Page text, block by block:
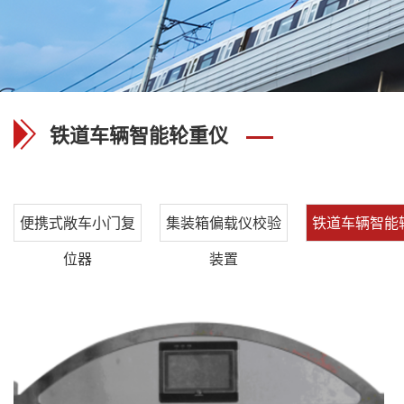
铁道车辆智能轮重仪
便携式敞车小门复
位器
集装箱偏载仪校验
装置
铁道车辆智能